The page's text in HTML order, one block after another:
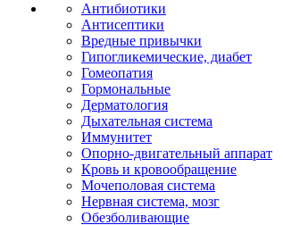
Антибиотики
Антисептики
Вредные привычки
Гипогликемические, диабет
Гомеопатия
Гормональные
Дерматология
Дыхательная система
Иммунитет
Опорно-двигательный аппарат
Кровь и кровообращение
Мочеполовая система
Нервная система, мозг
Обезболивающие